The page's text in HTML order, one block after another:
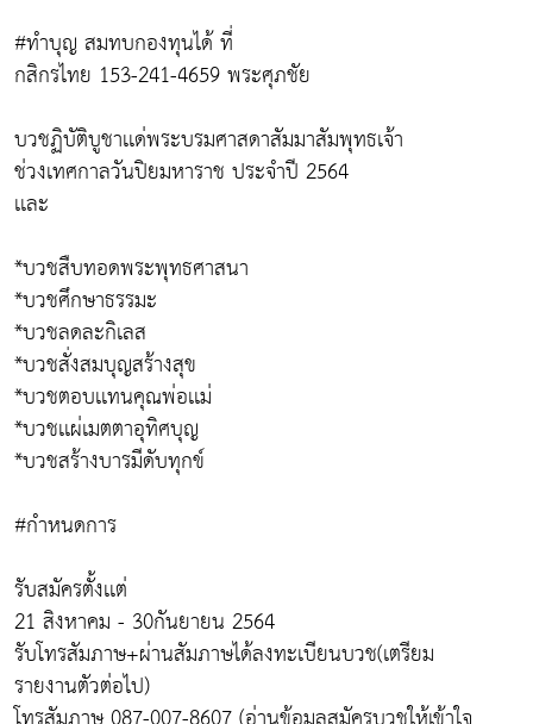
#ทำบุญ สมทบกองทุนได้ ที่
กสิกรไทย 153-241-4659 พระศุภชัย
บวชฏิบัติบูชาเเด่พระบรมศาสดาสัมมาสัมพุทธเจ้า
ช่วงเทศกาลวันปิยมหาราช ประจำปี 2564
เเละ
*บวชสืบทอดพระพุทธศาสนา
*บวชศึกษาธรรมะ
*บวชลดละกิเลส
*บวชสั่งสมบุญสร้างสุข
*บวชตอบเเทนคุณพ่อเเม่
*บวชเเผ่เมตตาอุทิศบุญ
*บวชสร้างบารมีดับทุกข์
#กำหนดการ
รับสมัครตั้งเเต่
21 สิงหาคม - 30กันยายน 2564
รับโทรสัมภาษ+ผ่านสัมภาษได้ลงทะเบียนบวช(เตรียม
รายงานตัวต่อไป)